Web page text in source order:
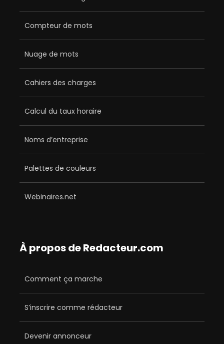
Compteur de mots
Nuage de mots
Cahiers des charges
Calcul du taux horaire
Noms d’entreprise
Palettes de couleurs
Webinaires.net
À propos de Redacteur.com
Comment ça marche
S’inscrire comme rédacteur
Devenir annonceur